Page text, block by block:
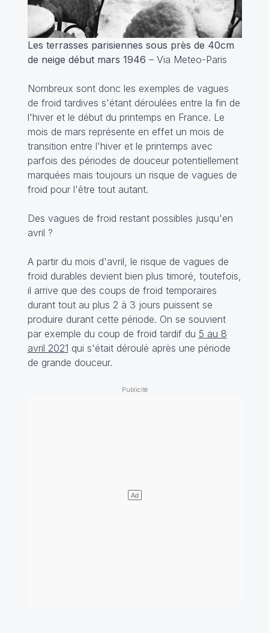
Les terrasses parisiennes sous près de 40cm
de neige début mars 1946 – Via Meteo-Paris
Nombreux sont donc les exemples de vagues
de froid tardives s'étant déroulées entre la fin de
l'hiver et le début du printemps en France. Le
mois de mars représente en effet un mois de
transition entre l'hiver et le printemps avec
parfois des périodes de douceur potentiellement
marquées mais toujours un risque de vagues de
froid pour l'être tout autant.
Des vagues de froid restant possibles jusqu'en
avril ?
A partir du mois d'avril, le risque de vagues de
froid durables devient bien plus timoré, toutefois,
il arrive que des coups de froid temporaires
durant tout au plus 2 à 3 jours puissent se
produire durant cette période. On se souvient
par exemple du coup de froid tardif du 5 au 8
avril 2021 qui s'était déroulé après une période
de grande douceur.